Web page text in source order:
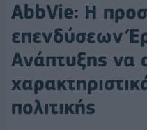
AbbVie: Η
επενδύσεων
Ανάπτυξης να
πολιτικής